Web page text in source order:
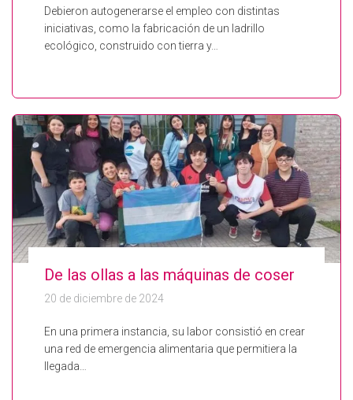
Debieron autogenerarse el empleo con distintas
iniciativas, como la fabricación de un ladrillo
ecológico, construido con tierra y…
De las ollas a las máquinas de coser
20 de diciembre de 2024
En una primera instancia, su labor consistió en crear
una red de emergencia alimentaria que permitiera la
llegada…